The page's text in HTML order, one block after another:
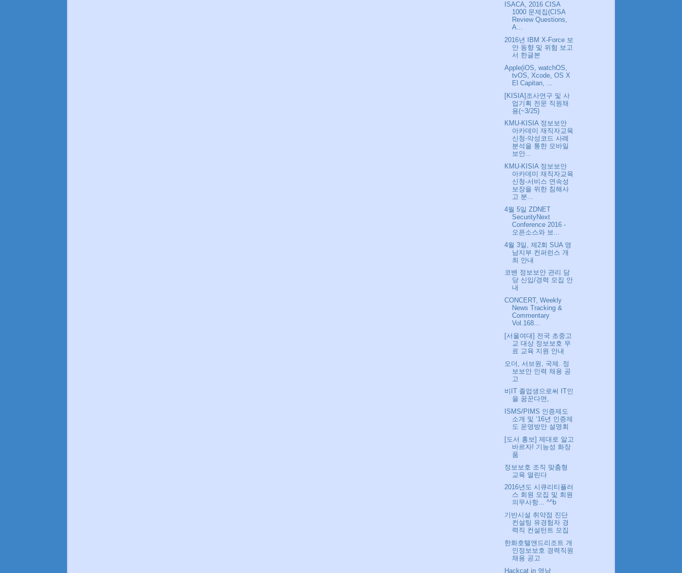
ISACA, 2016 CISA
1000 문제집(CISA
Review Questions,
A...
2016년 IBM X-Force 보
안 동향 및 위험 보고
서 한글본
Apple(iOS, watchOS,
tvOS, Xcode, OS X
El Capitan, ...
[KISIA]조사연구 및 사
업기획 전문 직원채
용(~3/25)
KMU-KISIA 정보보안
아카데미 재직자교육
신청-악성코드 사례
분석을 통한 모바일
보안...
KMU-KISIA 정보보안
아카데미 재직자교육
신청-서비스 연속성
보장을 위한 침해사
고 분...
4월 5일 ZDNET
SecurityNext
Conference 2016 -
오픈소스와 보...
4월 3일, 제2회 SUA 영
남지부 컨퍼런스 개
최 안내
코밴 정보보안 관리 담
당 신입/경력 모집 안
내
CONCERT, Weekly
News Tracking &
Commentary
Vol.168...
[서울여대] 전국 초중고
교 대상 정보보호 무
료 교육 지원 안내
오더, 서브원, 국제. 정
보보안 인력 채용 공
고
비IT 졸업생으로써 IT인
을 꿈꾼다면,
ISMS/PIMS 인증제도
소개 및 ‘16년 인증제
도 운영방안 설명회
[도서 홍보] 제대로 알고
바르자! 기능성 화장
품
정보보호 조직 맞춤형
교육 열린다
2016년도 시큐리티플러
스 회원 모집 및 회원
의무사항... ^^b
기반시설 취약점 진단
컨설팅 유경험자 경
력직 컨설턴트 모집
한화호텔앤드리조트 개
인정보보호 경력직원
채용 공고
Hackcat in 영남